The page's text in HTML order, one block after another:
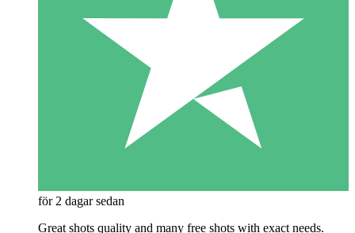
för 2 dagar sedan
Great shots quality and many free shots with exact needs.